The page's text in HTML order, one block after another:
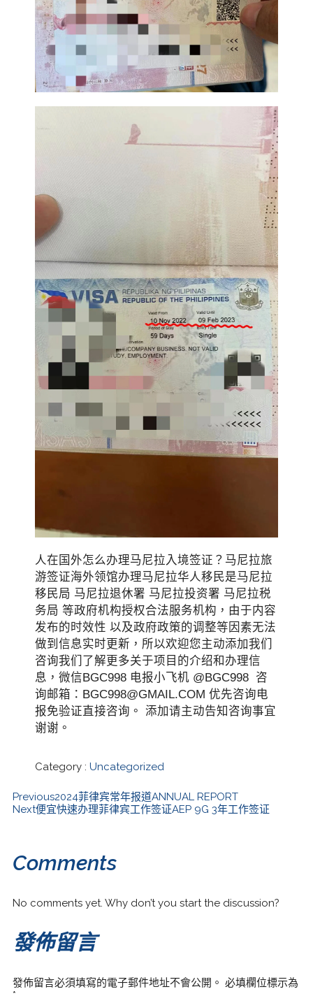
人在国外怎么办理马尼拉入境签证？马尼拉旅
游签证海外领馆办理马尼拉华人移民是马尼拉
移民局 马尼拉退休署 马尼拉投资署 马尼拉税
务局 等政府机构授权合法服务机构，由于内容
发布的时效性 以及政府政策的调整等因素无法
做到信息实时更新，所以欢迎您主动添加我们
咨询我们了解更多关于项目的介绍和办理信
息，微信BGC998 电报小飞机 @BGC998 咨
询邮箱：BGC998@GMAIL.COM 优先咨询电
报免验证直接咨询。 添加请主动告知咨询事宜
谢谢。
Category : Uncategorized
Previous2024菲律宾常年报道ANNUAL REPORT
Next便宜快速办理菲律宾工作签证AEP 9G 3年工作签证
Comments
No comments yet. Why don’t you start the discussion?
發佈留言
發佈留言必須填寫的電子郵件地址不會公開。 必填欄位標示為
*